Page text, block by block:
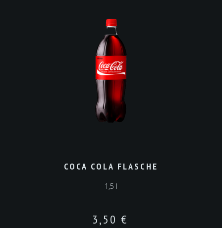
COCA COLA FLASCHE
1,5 l
3,50 €